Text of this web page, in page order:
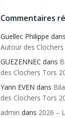
Commentaires
Guellec Philippe dans
Autour des
GUEZENNEC dans
des Clochers Tors
Yann EVEN dans
des Clochers Tors
admin dans 2026 –